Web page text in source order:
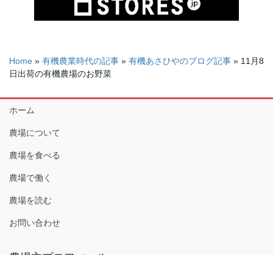
Home » 有機農業時代の記事 » 有機あさひやのブログ記事 » 11月8
日出荷の有機農場のお野菜
ホーム
農場について
農場を食べる
農場で働く
農場を読む
お問い合わせ